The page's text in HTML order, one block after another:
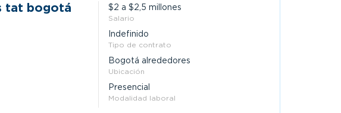
Representante de ventas tat bogotá $2 a $2,5 millones
Salario
Indefinido
Tipo de contrato
Bogotá alrededores
Ubicación
Presencial
Modalidad laboral